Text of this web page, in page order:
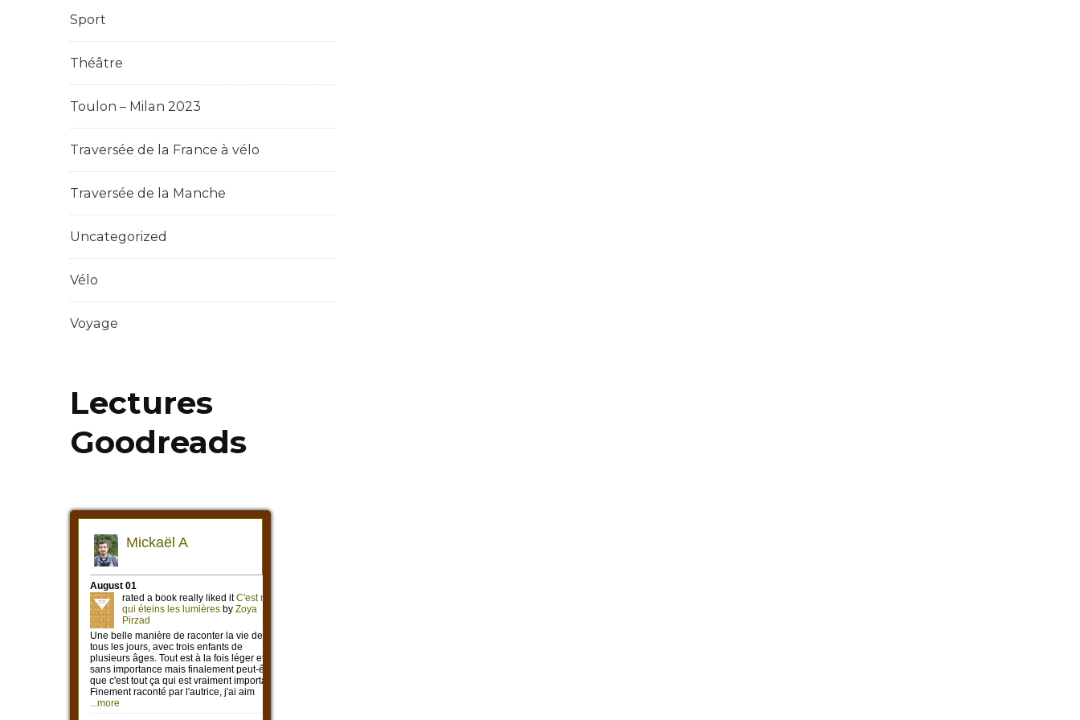
Sport
Théâtre
Toulon – Milan 2023
Traversée de la France à vélo
Traversée de la Manche
Uncategorized
Vélo
Voyage
Lectures
Goodreads